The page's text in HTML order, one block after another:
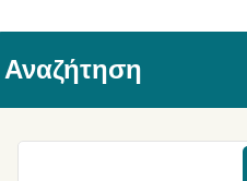
Αναζήτηση